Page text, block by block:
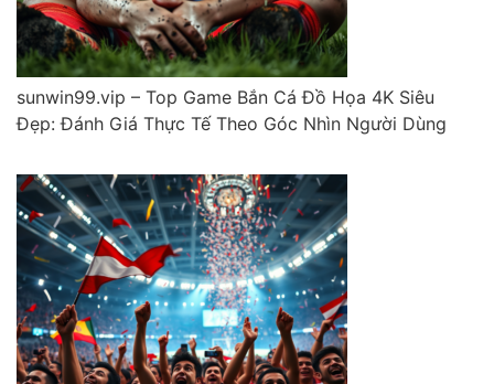
sunwin99.vip – Top Game Bắn Cá Đồ Họa 4K Siêu
Đẹp: Đánh Giá Thực Tế Theo Góc Nhìn Người Dùng